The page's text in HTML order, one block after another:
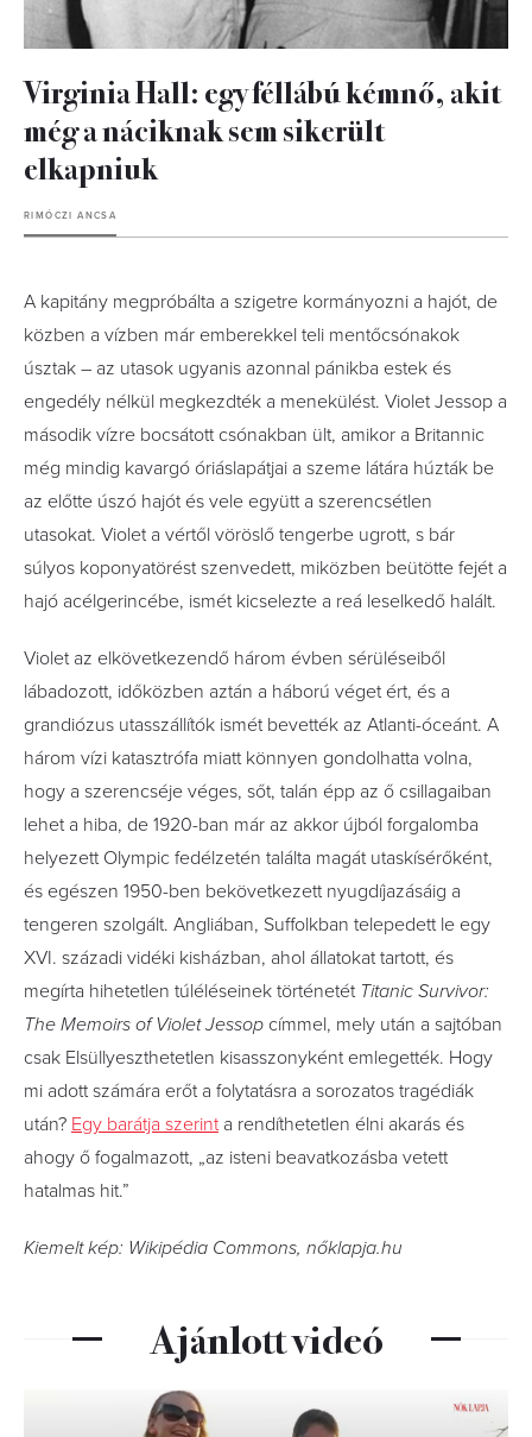
Virginia Hall: egy féllábú kémnő, akit
még a náciknak sem sikerült
elkapniuk
RIMÓCZI ANCSA
A kapitány megpróbálta a szigetre kormányozni a hajót, de
közben a vízben már emberekkel teli mentőcsónakok
úsztak – az utasok ugyanis azonnal pánikba estek és
engedély nélkül megkezdték a menekülést. Violet Jessop a
második vízre bocsátott csónakban ült, amikor a Britannic
még mindig kavargó óriáslapátjai a szeme látára húzták be
az előtte úszó hajót és vele együtt a szerencsétlen
utasokat. Violet a vértől vöröslő tengerbe ugrott, s bár
súlyos koponyatörést szenvedett, miközben beütötte fejét a
hajó acélgerincébe, ismét kicselezte a reá leselkedő halált.
Violet az elkövetkezendő három évben sérüléseiből
lábadozott, időközben aztán a háború véget ért, és a
grandiózus utasszállítók ismét bevették az Atlanti-óceánt. A
három vízi katasztrófa miatt könnyen gondolhatta volna,
hogy a szerencséje véges, sőt, talán épp az ő csillagaiban
lehet a hiba, de 1920-ban már az akkor újból forgalomba
helyezett Olympic fedélzetén találta magát utaskísérőként,
és egészen 1950-ben bekövetkezett nyugdíjazásáig a
tengeren szolgált. Angliában, Suffolkban telepedett le egy
XVI. századi vidéki kisházban, ahol állatokat tartott, és
megírta hihetetlen túléléseinek történetét Titanic Survivor:
The Memoirs of Violet Jessop címmel, mely után a sajtóban
csak Elsüllyeszthetetlen kisasszonyként emlegették. Hogy
mi adott számára erőt a folytatásra a sorozatos tragédiák
után? Egy barátja szerinta rendíthetetlen élni akarás és
ahogy ő fogalmazott, „az isteni beavatkozásba vetett
hatalmas hit.”
Kiemelt kép: Wikipédia Commons, nőklapja.hu
Ajánlott videó